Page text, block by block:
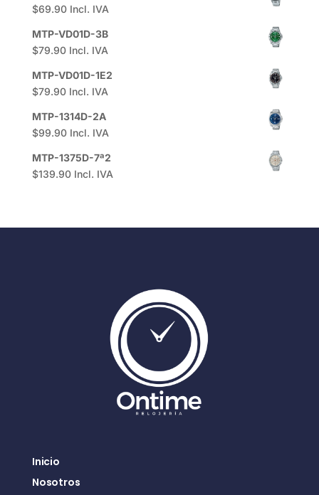
$69.90 Incl. IVA
MTP-VD01D-3B
$79.90 Incl. IVA
MTP-VD01D-1E2
$79.90 Incl. IVA
MTP-1314D-2A
$99.90 Incl. IVA
MTP-1375D-7ª2
$139.90 Incl. IVA
Inicio
Nosotros